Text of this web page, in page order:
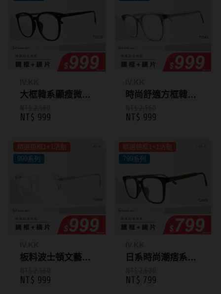
CalmeD'or曦迪
LENSME
藥水保養液
清潔專用
大框韓系顯瘦微圓
NT$ 999
時尚舒適方框韓版
NT$ 999
精選鏡框1+1活動
999系列
板料波士頓文藝圓
NT$ 999
精選鏡框1+1活動
799系列
日系時尚潮痞系眼
NT$ 799